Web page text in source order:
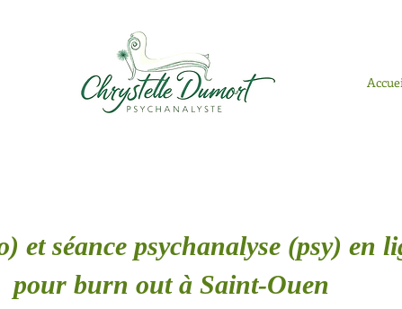
et séance psychanalyse (psy) en
pour burn out à Saint-Ouen